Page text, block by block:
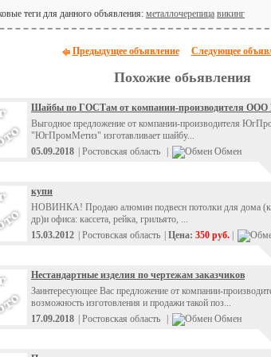
теги для данного объявления: металлочерепица викинг
Предыдущее объявление Следующее
Похожие обьявления
Шайбы по ГОСТам от компании-производителя
Выгодное предложение от компании-производителя
"ЮгПромМетиз" изготавливает шайбу...
05.09.2018
| Ростовская область Обмен
купи
НОВИНКА! Продаю алюмин подвесн потолки для дома
др)и офиса: кассета, рейка, грильято, ...
15.03.2012
| Ростовская область Цена: 350 руб.
Нестандартные изделия по чертежам заказчиков
Заинтересующее Вас предложение от компании-
возможность изготовления и продажи такой поз...
17.09.2018
| Ростовская область Обмен